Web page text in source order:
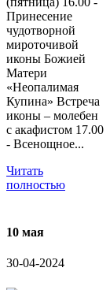
Принесение
чудотворной
мироточивой
иконы Божией
Матери
«Неопалимая
Купина» Встреча
иконы – молебен
с акафистом 17.00
- Всенощное...
Читать
полностью
10 мая
30-04-2024